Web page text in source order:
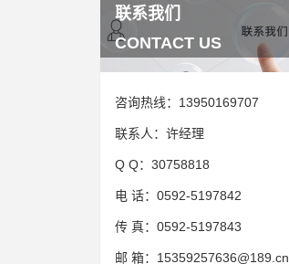
联系我们
CONTACT US
咨询热线： 13950169707
联系人： 许经理
Q Q： 30758818
电 话： 0592-5197842
传 真： 0592-5197843
邮 箱： 15359257636@189.cn